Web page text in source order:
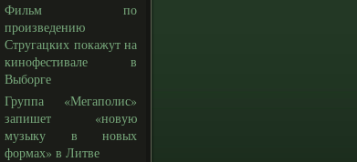
Фильм по
произведению
Стругацких покажут на
кинофестивале в
Выборге
Группа «Мегаполис»
запишет «новую
музыку в новых
формах» в Литве